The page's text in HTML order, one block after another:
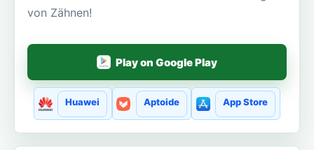
von Zähnen!
Play on Google Play
Huawei Aptoide App Store